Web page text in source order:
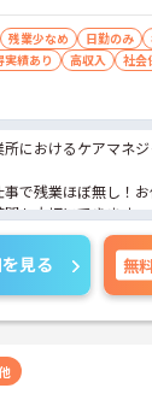
残業少なめ 日勤のみ
績あり
高収入 社会
におけるケアマネ
で残業ほぼ無し！
も大切にできます。
宅完備で遠方から
られます。
面接対策ポイント
ますのでお気軽に
見る 無